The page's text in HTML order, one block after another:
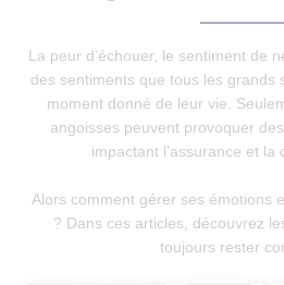
La peur d’échouer, le sentiment de
des sentiments que tous les grands
moment donné de leur vie.
angoisses peuvent provoquer
impactant l’assurance et la
Alors comment gérer ses émotions
? Dans ces articles, découvrez
toujours rester